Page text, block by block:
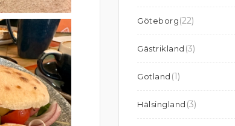
Göteborg(22)
Gästrikland (3)
Gotland (1)
Hälsingland (3)